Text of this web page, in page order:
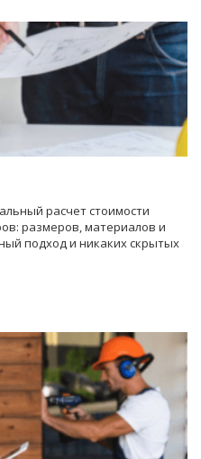
расчет стоимости
размеров, материалов и
подход и никаких скрытых